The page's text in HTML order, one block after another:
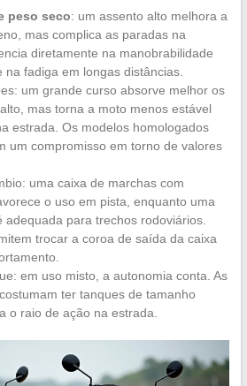
peso seco: um assento alto melhora a
mas complica as paradas na
diretamente na manobrabilidade
na fadiga em longas distâncias.
um grande curso absorve melhor os
mas torna a moto menos estável
estrada. Os modelos homologados
um compromisso em torno de valores
uma caixa de marchas com
o uso em pista, enquanto uma
adequada para trechos rodoviários.
trocar a coroa de saída da caixa
em uso misto, a autonomia conta. As
ter tanques de tamanho
o raio de ação na estrada.